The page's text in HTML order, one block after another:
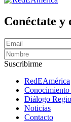
Conéctate y
Suscribirme
RedEAmérica
Diálogo
Noticias
Contacto